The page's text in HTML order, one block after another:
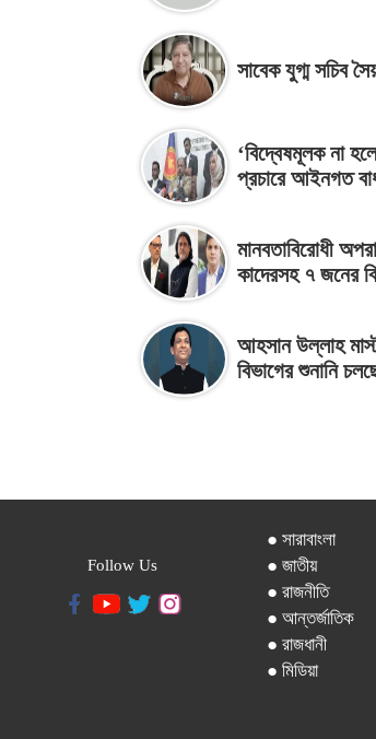
সাবেক যুগ্ম সচিব
‘বিদ্বেষমূলক না
প্রচারে আইনগত
মানবতাবিরোধী
কাদেরসহ ৭ জনের
আহসান উল্লাহ
বিভাগের শুনানি
Follow Us
● সারাবাংলা
● জাতীয়
● রাজনীতি
● আন্তর্জাতিক
● রাজধানী
● মিডিয়া